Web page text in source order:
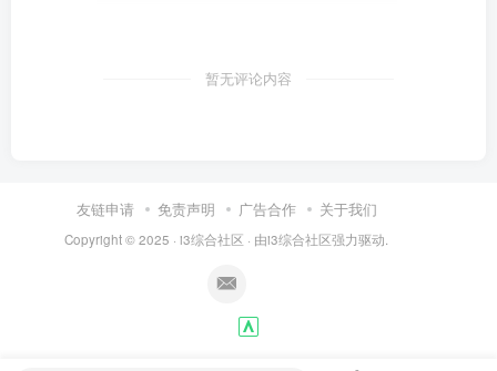
暂无评论内容
友链申请 免责声明 广告合作 关于我们
Copyright © 2025 · i3综合社区 · 由i3综合社区强力驱动.